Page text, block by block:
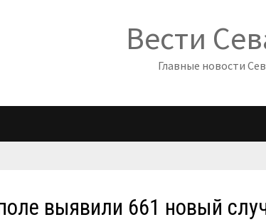
Вести
Главные новости
выявили 661 новый